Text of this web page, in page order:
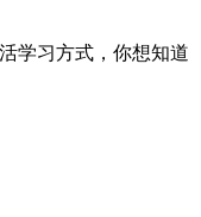
学习方式，你想知道